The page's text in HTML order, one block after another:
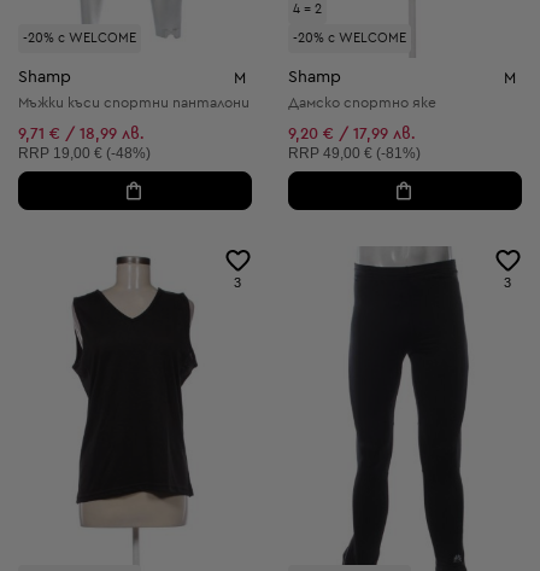
-20% с WELCOME
Shamp M
Мъжки kъси спортни панталони
9,71 € / 18,99 лв.
Препоръчителна цена:
RRP 19,00 € (-48%)
4 = 2
-20% с WELCOME
Shamp M
Дамско спортно яке
9,20 € / 17,99 лв.
Препоръчителна цена:
RRP 49,00 € (-81%)
3 3